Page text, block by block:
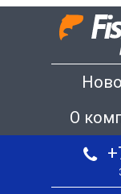
О